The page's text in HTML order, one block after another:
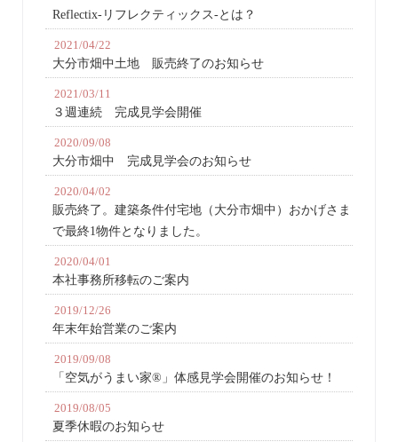
Reflectix-リフレクティックス-とは？
大分市畑中土地 販売終了のお知らせ
2021/04/22
３週連続 完成見学会開催
2021/03/11
大分市畑中 完成見学会のお知らせ
2020/09/08
販売終了。建築条件付宅地（大分市畑中）おかげさま
で最終1物件となりました。
2020/04/02
本社事務所移転のご案内
2020/04/01
年末年始営業のご案内
2019/12/26
「空気がうまい家®」体感見学会開催のお知らせ！
2019/09/08
夏季休暇のお知らせ
2019/08/05